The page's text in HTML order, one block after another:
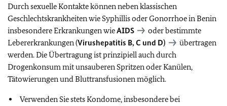
Durch sexuelle Kontakte können neben klassischen
Geschlechtskrankheiten wie Syphillis oder Gonorrhoe in Benin
insbesondere Erkrankungen wieAIDS
oder bestimmte
Lebererkrankungen (Virushepatitis B, C und D)
übertragen
werden. Die Übertragung ist prinzipiell auch durch
Drogenkonsum mit unsauberen Spritzen oder Kanülen,
Tätowierungen und Bluttransfusionen möglich.
Verwenden Sie stets Kondome, insbesondere bei